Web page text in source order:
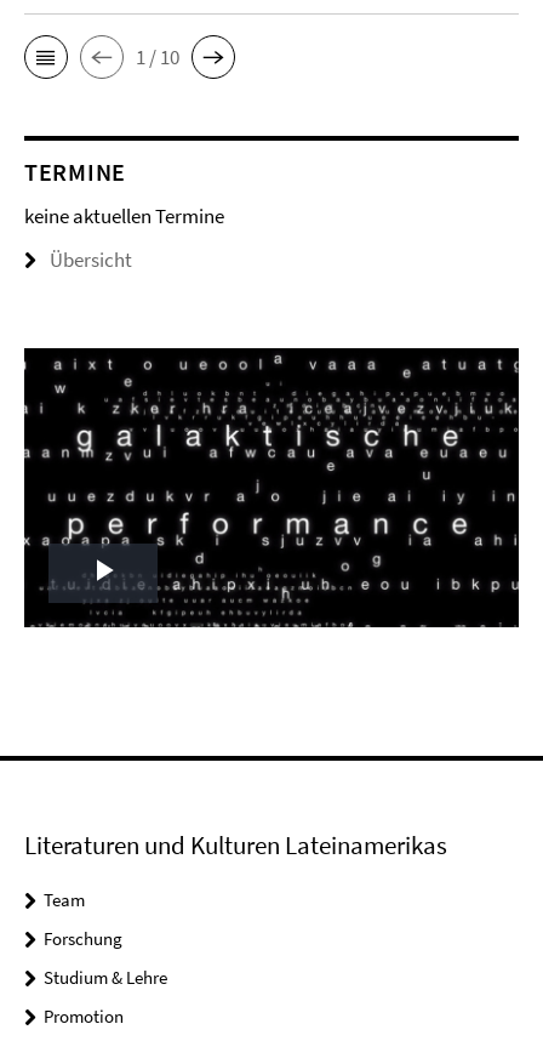
1 / 10
TERMINE
keine aktuellen Termine
Übersicht
Play
Literaturen und Kulturen Lateinamerikas
Team
Forschung
Studium & Lehre
Promotion